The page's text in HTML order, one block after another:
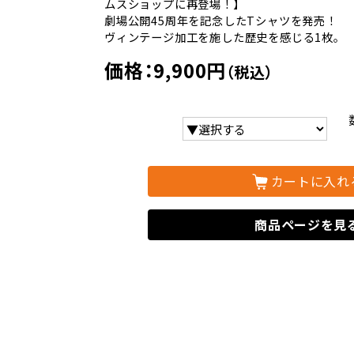
ムスショップに再登場！】
劇場公開45周年を記念したTシャツを発売！
ヴィンテージ加工を施した歴史を感じる1枚。
価格：9,900円（税込）
カートに入れ
商品ページを見